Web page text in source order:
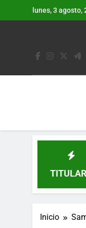
lunes, 3 agosto,
Inicio